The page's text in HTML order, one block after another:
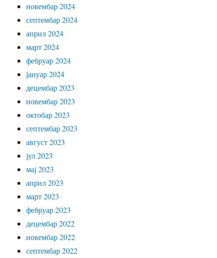
новембар 2024
септембар 2024
април 2024
март 2024
фебруар 2024
јануар 2024
децембар 2023
новембар 2023
октобар 2023
септембар 2023
август 2023
јул 2023
мај 2023
април 2023
март 2023
фебруар 2023
децембар 2022
новембар 2022
септембар 2022